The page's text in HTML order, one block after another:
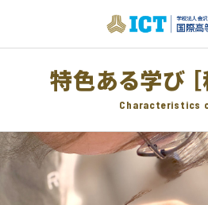
特色ある学び ［
Characteristics